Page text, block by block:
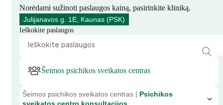
Norėdami sužinoti paslaugos kainą, pasirinkite kliniką.
Julijanavos g. 1E, Kaunas (PSK)
Ieškokite paslaugos
Šeimos psichikos sveikatos centras
Šeimos psichikos sveikatos centras | Psichikos
sveikatos centro konsultacijos